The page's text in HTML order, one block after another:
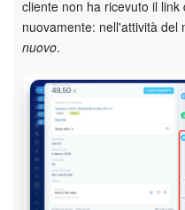
cliente non ha ricevuto il
nuovamente: nell'attività del
nuovo.